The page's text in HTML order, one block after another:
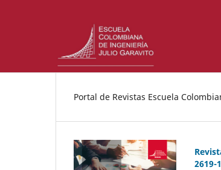
Portal de Revistas Escuela
2619-